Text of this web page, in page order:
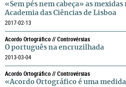
«Sem pés nem cabeça» as
Academia das Ciências de Lisboa
2017-02-13
Acordo Ortográfico // Controvérsias
O português na encruzilhada
2013-03-04
Acordo Ortográfico // Controvérsias
«Acordo Ortográfico é uma